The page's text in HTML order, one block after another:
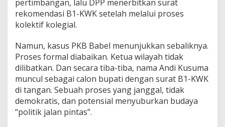
pertimbangan, lalu DPP menerbitkan surat
rekomendasi B1-KWK setelah melalui proses
kolektif kolegial.
Namun, kasus PKB Babel menunjukkan sebaliknya.
Proses formal diabaikan. Ketua wilayah tidak
dilibatkan. Dan secara tiba-tiba, nama Andi Kusuma
muncul sebagai calon bupati dengan surat B1-KWK
di tangan. Sebuah proses yang janggal, tidak
demokratis, dan potensial menyuburkan budaya
“politik jalan pintas”.